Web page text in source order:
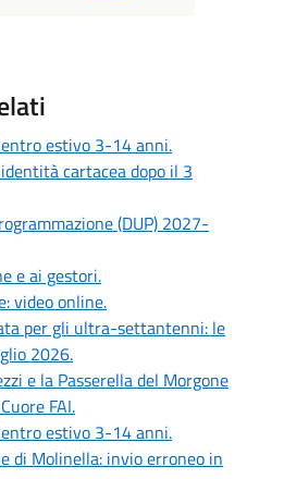
estivo 3-14 anni.
cartacea dopo il 3
(DUP) 2027-
e ai gestori.
video online.
per gli ultra-settantenni: le
2026.
e la Passerella del Morgone
FAI.
estivo 3-14 anni.
di Molinella: invio erroneo in